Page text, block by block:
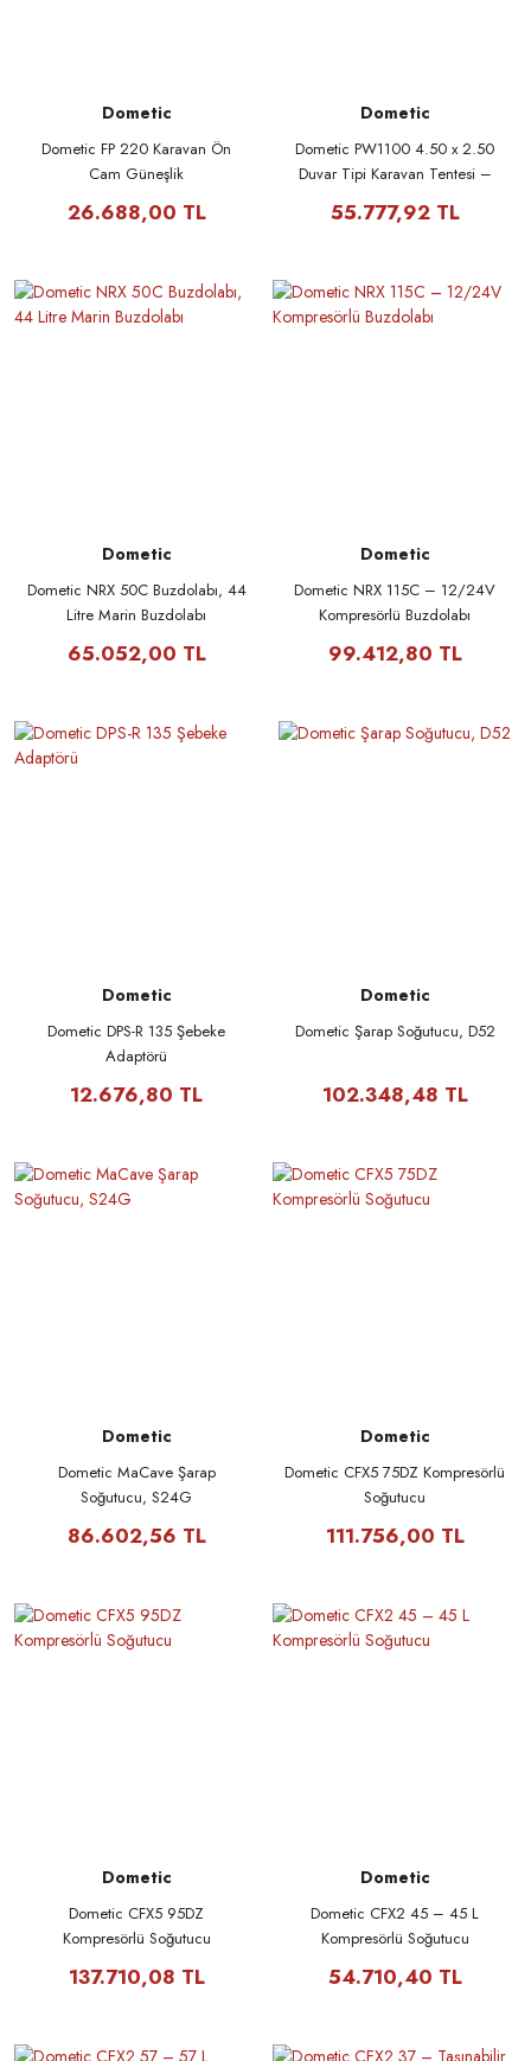
Dometic
Dometic FP 220 Karavan Ön
Cam Güneşlik
26.688,00 TL
Dometic
Dometic PW1100 4.50 x 2.50
Duvar Tipi Karavan Tentesi –
55.777,92 TL
Dometic
Dometic NRX 50C Buzdolabı, 44
Litre Marin Buzdolabı
65.052,00 TL
Dometic
Dometic NRX 115C – 12/24V
Kompresörlü Buzdolabı
99.412,80 TL
Dometic
Dometic DPS-R 135 Şebeke
Adaptörü
12.676,80 TL
Dometic
Dometic Şarap Soğutucu, D52
102.348,48 TL
Dometic
Dometic MaCave Şarap
Soğutucu, S24G
86.602,56 TL
Dometic
Dometic CFX5 75DZ Kompresörlü
Soğutucu
111.756,00 TL
Dometic
Dometic CFX5 95DZ
Kompresörlü Soğutucu
137.710,08 TL
Dometic
Dometic CFX2 45 – 45 L
Kompresörlü Soğutucu
54.710,40 TL